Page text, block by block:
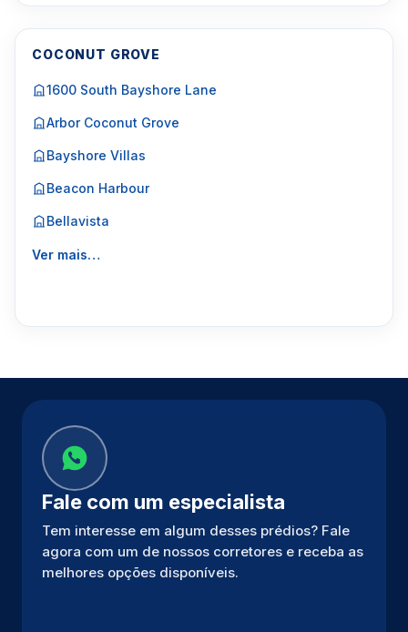
COCONUT GROVE
1600 South Bayshore Lane
Arbor Coconut Grove
Bayshore Villas
Beacon Harbour
Bellavista
Ver mais…
Fale com um especialista
Tem interesse em algum desses prédios? Fale
agora com um de nossos corretores e receba as
melhores opções disponíveis.